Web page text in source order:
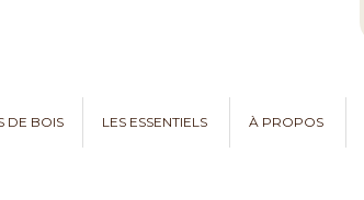
DE BOIS LES ESSENTIELS À PROPOS